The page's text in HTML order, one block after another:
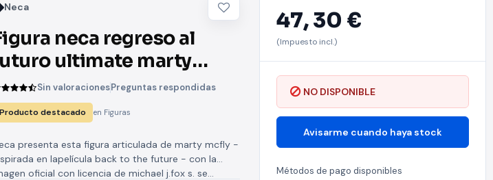
Neca
neca regreso al
ultimate marty
1985 audicion 18 cm
action figure back to
future
Sin valoracionesPreguntas respondidas
Producto destacado en Figuras
presenta esta figura articulada de marty mcfly -
en lapelícula back to the future - con la
oficial con licencia de michael j.fox s. se...
47,30 €
(Impuesto incl.)
NO DISPONIBLE
Avisarme cuando haya stock
Métodos de pago disponibles